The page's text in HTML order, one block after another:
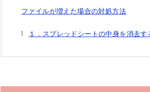
ファイルが増えた場合の対処方法
１．スプレッドシートの中身を消去す